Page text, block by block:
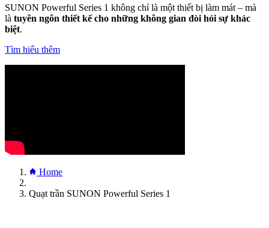
SUNON Powerful Series 1 không chỉ là một thiết bị làm mát – mà
là tuyên ngôn thiết kế cho những không gian đòi hỏi sự khác
biệt.
Tìm hiểu thêm
Home
Quạt trần SUNON Powerful Series 1